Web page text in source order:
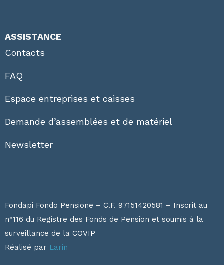
ASSISTANCE
Contacts
FAQ
Espace entreprises et caisses
Demande d’assemblées et de matériel
Newsletter
Fondapi Fondo Pensione – C.F. 97151420581 – Inscrit au
n°116 du Registre des Fonds de Pension et soumis à la
surveillance de la COVIP
Réalisé par Larin